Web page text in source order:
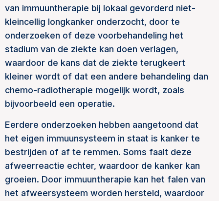
van immuuntherapie bij lokaal gevorderd niet-
kleincellig longkanker onderzocht, door te
onderzoeken of deze voorbehandeling het
stadium van de ziekte kan doen verlagen,
waardoor de kans dat de ziekte terugkeert
kleiner wordt of dat een andere behandeling dan
chemo-radiotherapie mogelijk wordt, zoals
bijvoorbeeld een operatie.
Eerdere onderzoeken hebben aangetoond dat
het eigen immuunsysteem in staat is kanker te
bestrijden of af te remmen. Soms faalt deze
afweerreactie echter, waardoor de kanker kan
groeien. Door immuuntherapie kan het falen van
het afweersysteem worden hersteld, waardoor